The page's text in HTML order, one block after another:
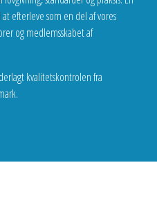
efterleve som en del af vores
og medlemsskabet af
kvalitetskontrolen fra